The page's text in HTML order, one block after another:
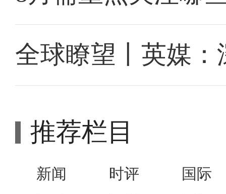
全球瞭望丨英媒
推荐栏目
新闻 时评
国际